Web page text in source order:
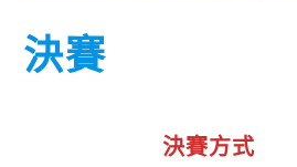
決賽
決賽方式